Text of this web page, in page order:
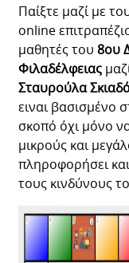
Παίξτε μαζί με
online
μαθητές του8ου
Φιλαδέλφειας
Σταυρούλα
ειναι βασισμένο
σκοπό όχι μόνο
μικρούς και
πληροφορήσει
τους κινδύνους